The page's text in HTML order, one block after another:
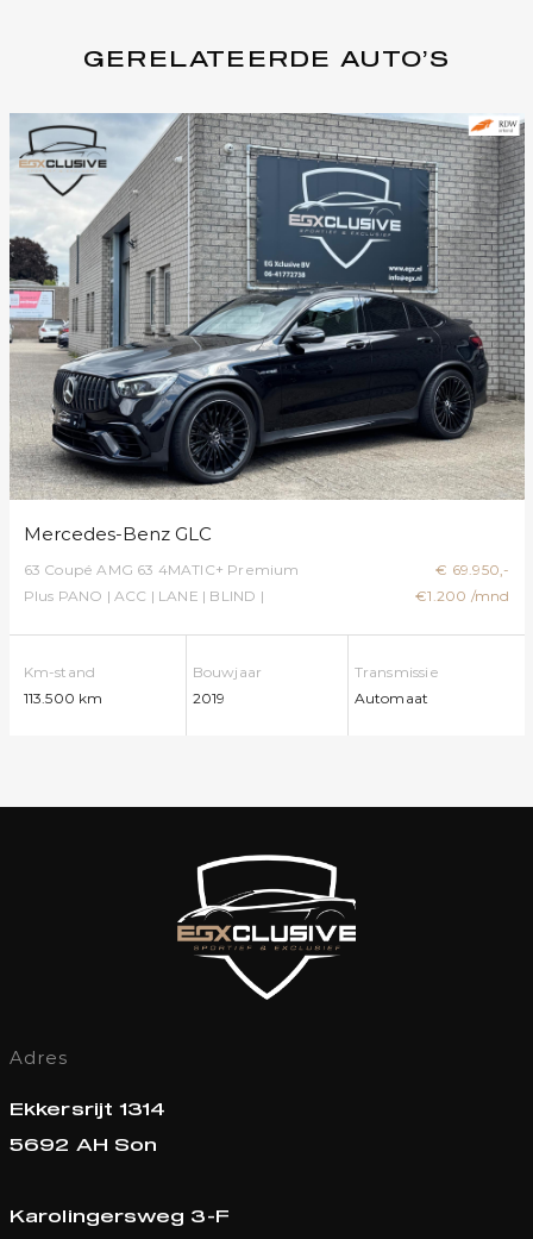
GERELATEERDE AUTO’S
Mercedes-Benz GLC
63 Coupé AMG 63 4MATIC+ Premium
Plus PANO | ACC | LANE | BLIND |
€ 69.950,-
€1.200 /mnd
Km-stand
113.500 km
Bouwjaar
2019
Transmissie
Automaat
Adres
Ekkersrijt 1314
5692 AH Son
Karolingersweg 3-F